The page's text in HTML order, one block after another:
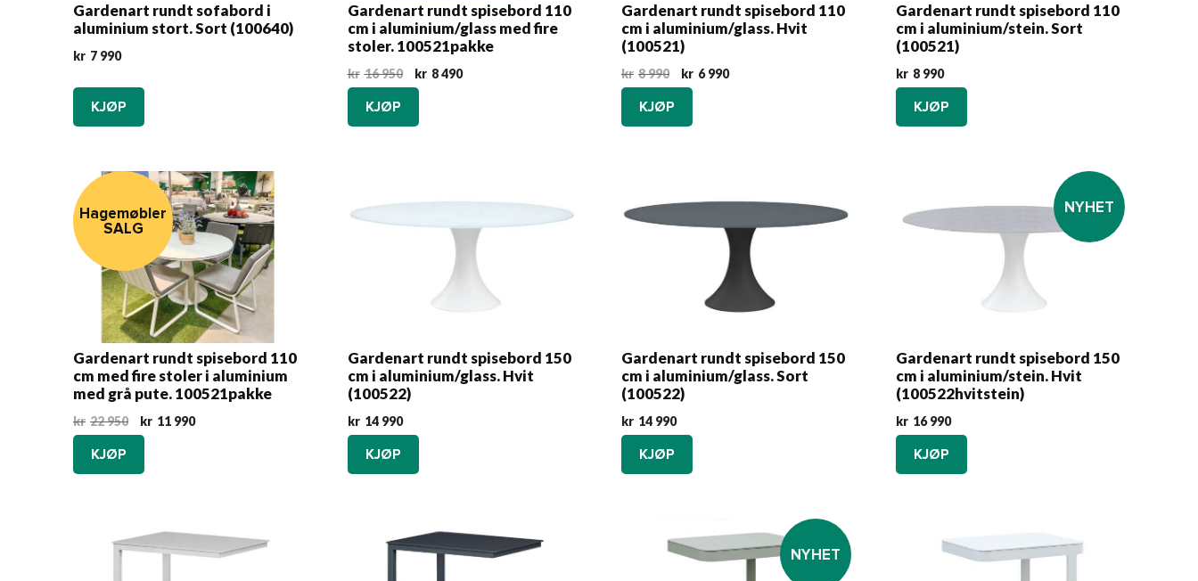
Gardenart rundt sofabord i
aluminium stort. Sort (100640)
kr 7 990
KJØP
Gardenart rundt spisebord 110
cm i aluminium/glass med fire
stoler. 100521pakke
kr 16 950
Opprinnelig
pris
kr16
kr 8 490Nåværende
KJØP
Gardenart rundt spisebord 110
cm i aluminium/glass. Hvit
(100521)
kr 8 990
Opprinnelig
pris
kr8
kr 6 990Nåværende
KJØP
Gardenart rundt spisebord 110
cm i aluminium/stein. Sort
(100521)
kr 8 990
KJØP
Hagemøbler
SALG
Gardenart rundt spisebord 110
cm med fire stoler i aluminium
med grå pute. 100521pakke
kr 22 950
Opprinnelig
pris
kr22
kr 11 990Nåværende
KJØP
Gardenart rundt spisebord 150
cm i aluminium/glass. Hvit
(100522)
kr 14 990
KJØP
Gardenart rundt spisebord 150
cm i aluminium/glass. Sort
(100522)
kr 14 990
KJØP
NYHET
Gardenart rundt spisebord 150
cm i aluminium/stein. Hvit
(100522hvitstein)
kr 16 990
KJØP
NYHET